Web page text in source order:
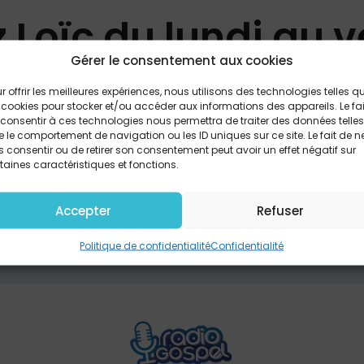
Gérer le consentement aux cookies
offrir les meilleures expériences, nous utilisons des technologies telles
pour stocker et/ou accéder aux informations des appareils. Le
à ces technologies nous permettra de traiter des données telles
le comportement de navigation ou les ID uniques sur ce site. Le fait de
consentir ou de retirer son consentement peut avoir un effet négatif sur
caractéristiques et fonctions.
Accepter Refuser
Politique de confidentialitéConfidentialité
Loïc du lundi au
de 18h à 19h dans Radio Gospel SOIR
PARTAGER